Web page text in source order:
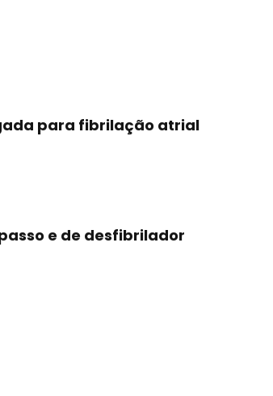
para fibrilação atrial
e de desfibrilador